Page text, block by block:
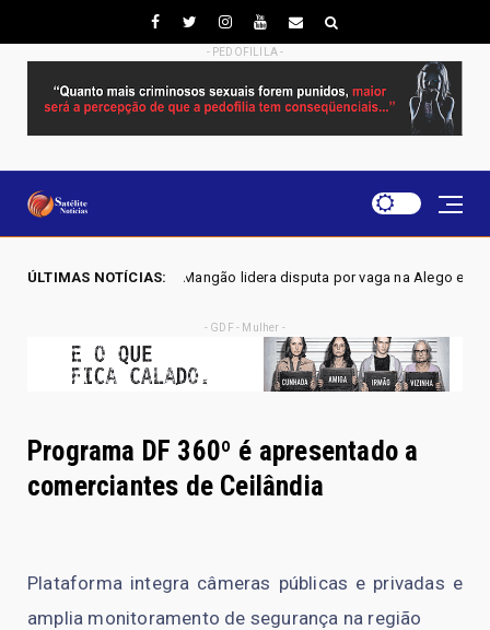
- PEDOFILILA -
ÚLTIMAS NOTÍCIAS:
lidera disputa por vaga na Alego em Novo Gama, aponta pesquisa
- GDF - Mulher -
Programa DF 360º é apresentado a
comerciantes de Ceilândia
Plataforma integra câmeras públicas e privadas e
amplia monitoramento de segurança na região